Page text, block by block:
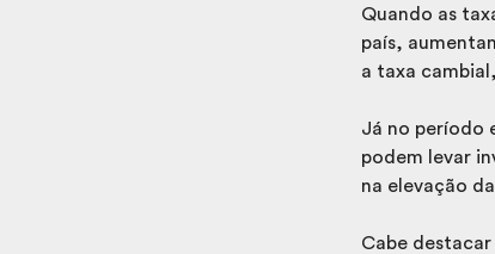
Quando as
país,
a taxa
Já no período
podem levar
na elevação
Cabe